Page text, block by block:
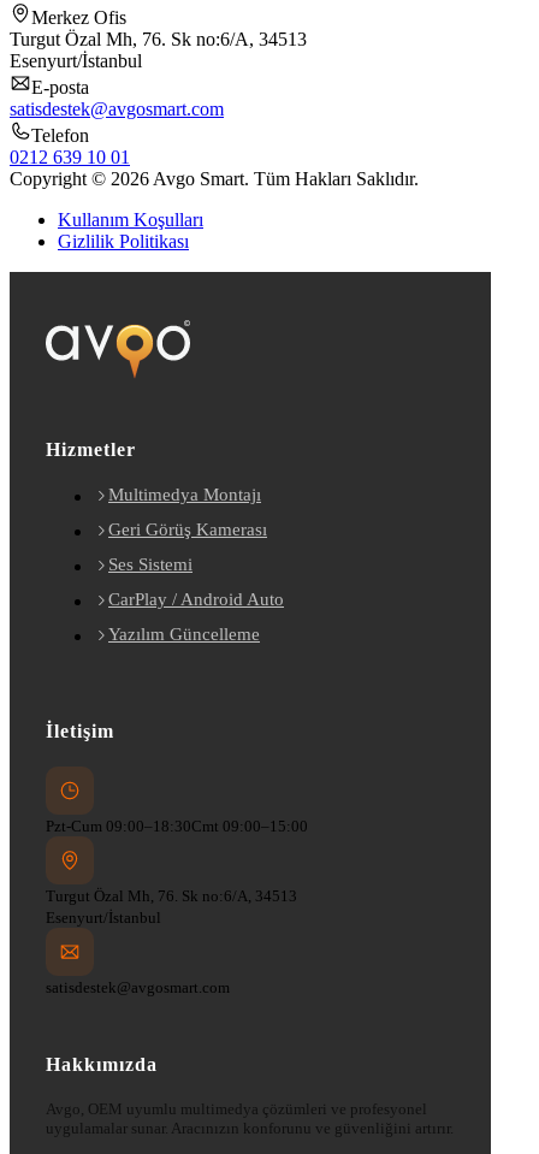
Merkez Ofis
Turgut Özal Mh, 76. Sk no:6/A, 34513
Esenyurt/İstanbul
E-posta
satisdestek@avgosmart.com
Telefon
0212 639 10 01
Copyright © 2026 Avgo Smart. Tüm Hakları Saklıdır.
Kullanım Koşulları
Gizlilik Politikası
Hizmetler
Multimedya Montajı
Geri Görüş Kamerası
Ses Sistemi
CarPlay / Android Auto
Yazılım Güncelleme
İletişim
Pzt-Cum 09:00–18:30Cmt 09:00–15:00
Turgut Özal Mh, 76. Sk no:6/A, 34513
Esenyurt/İstanbul
satisdestek@avgosmart.com
Hakkımızda
Avgo, OEM uyumlu multimedya çözümleri ve profesyonel
uygulamalar sunar. Aracınızın konforunu ve güvenliğini artırır.